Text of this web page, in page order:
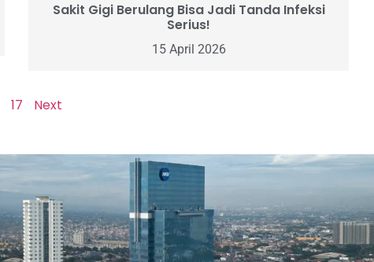
Sakit Gigi Berulang Bisa Jadi Tanda Infeksi
Serius!
15 April 2026
17 Next